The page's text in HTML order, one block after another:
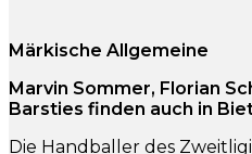
Märkische Allgemeine
Marvin Sommer, Florian
Barsties finden auch in
Die Handballer des